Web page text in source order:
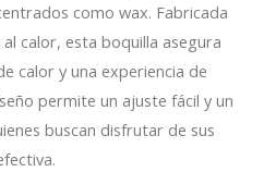
como wax. Fabricada
calor, esta boquilla asegura
calor y una experiencia de
permite un ajuste fácil y un
buscan disfrutar de sus